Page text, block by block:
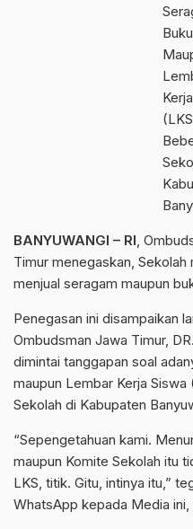
Buku
BANYUWANGI – RI,
Timur menegaskan, Sekolah
menjual seragam maupun
Penegasan ini disampaikan
Ombudsman Jawa Timur,
dimintai tanggapan soal
maupun Lembar Kerja
Sekolah di Kabupaten
“Sepengetahuan kami.
maupun Komite Sekolah itu
LKS, titik. Gitu, intinya itu,”
WhatsApp kepada Media